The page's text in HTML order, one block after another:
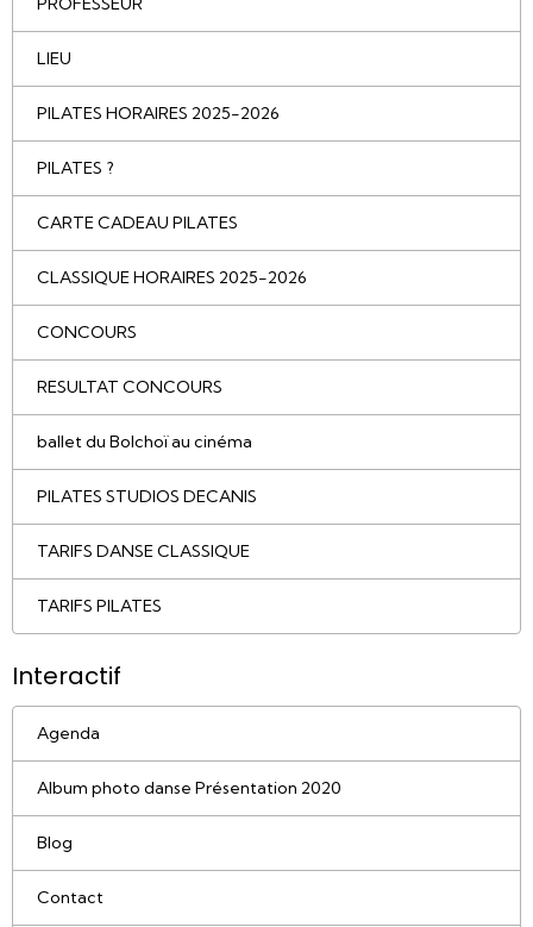
LIEU
PILATES HORAIRES 2025-2026
PILATES ?
CARTE CADEAU PILATES
CLASSIQUE HORAIRES 2025-2026
CONCOURS
RESULTAT CONCOURS
ballet du Bolchoï au cinéma
PILATES STUDIOS DECANIS
TARIFS DANSE CLASSIQUE
TARIFS PILATES
Interactif
Agenda
Album photo danse Présentation 2020
Blog
Contact